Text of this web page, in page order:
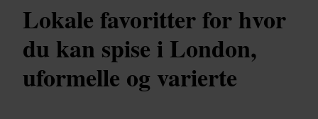
Lokale favoritter for hvor
du kan spise i London,
uformelle og varierte